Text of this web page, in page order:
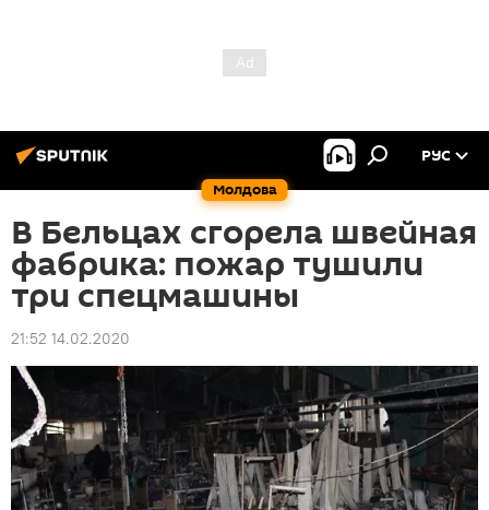
Молдова
РУС
В Бельцах сгорела швейная
фабрика: пожар тушили
три спецмашины
21:52 14.02.2020